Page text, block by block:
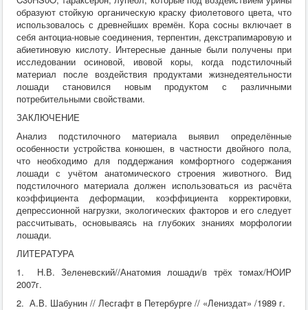
образуют стойкую органическую краску фиолетового цвета, что
использовалось с древнейших времён. Кора сосны включает в
себя антоциа-новые соединения, терпентин, декстрапимаровую и
абиетиновую кислоту. Интересные данные были получены при
исследовании осиновой, ивовой коры, когда подстилочный
материал после воздействия продуктами жизнедеятельности
лошади становился новым продуктом с различными
потребительными свойствами.
ЗАКЛЮЧЕНИЕ
Анализ подстилочного материала выявил определённые
особенности устройства конюшен, в частности двойного пола,
что необходимо для поддержания комфортного содержания
лошади с учётом анатомического строения животного. Вид
подстилочного материала должен использоваться из расчёта
коэффициента деформации, коэффициента корректировки,
депрессионной нагрузки, экологических факторов и его следует
рассчитывать, основываясь на глубоких знаниях морфологии
лошади.
ЛИТЕРАТУРА
1. Н.В. Зеленевский//Анатомия лошади/в трёх томах/НОИР
2007г.
2. А.В. Шабунин // Лесгафт в Петербурге // «Лениздат» /1989 г.